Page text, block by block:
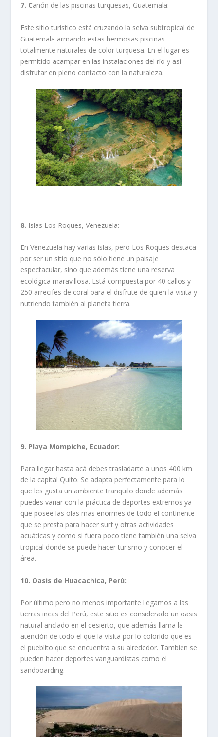
7. Cañón de las piscinas turquesas, Guatemala:
Este sitio turístico está cruzando la selva subtropical de
Guatemala armando estas hermosas piscinas
totalmente naturales de color turquesa. En el lugar es
permitido acampar en las instalaciones del río y así
disfrutar en pleno contacto con la naturaleza.
8. Islas Los Roques, Venezuela:
En Venezuela hay varias islas, pero Los Roques destaca
por ser un sitio que no sólo tiene un paisaje
espectacular, sino que además tiene una reserva
ecológica maravillosa. Está compuesta por 40 callos y
250 arrecifes de coral para el disfrute de quien la visita y
nutriendo también al planeta tierra.
9. Playa Mompiche, Ecuador:
Para llegar hasta acá debes trasladarte a unos 400 km
de la capital Quito. Se adapta perfectamente para lo
que les gusta un ambiente tranquilo donde además
puedes variar con la práctica de deportes extremos ya
que posee las olas mas enormes de todo el continente
que se presta para hacer surf y otras actividades
acuáticas y como si fuera poco tiene también una selva
tropical donde se puede hacer turismo y conocer el
área.
10. Oasis de Huacachica, Perú:
Por último pero no menos importante llegamos a las
tierras incas del Perú, este sitio es considerado un oasis
natural anclado en el desierto, que además llama la
atención de todo el que la visita por lo colorido que es
el pueblito que se encuentra a su alrededor. También se
pueden hacer deportes vanguardistas como el
sandboarding.